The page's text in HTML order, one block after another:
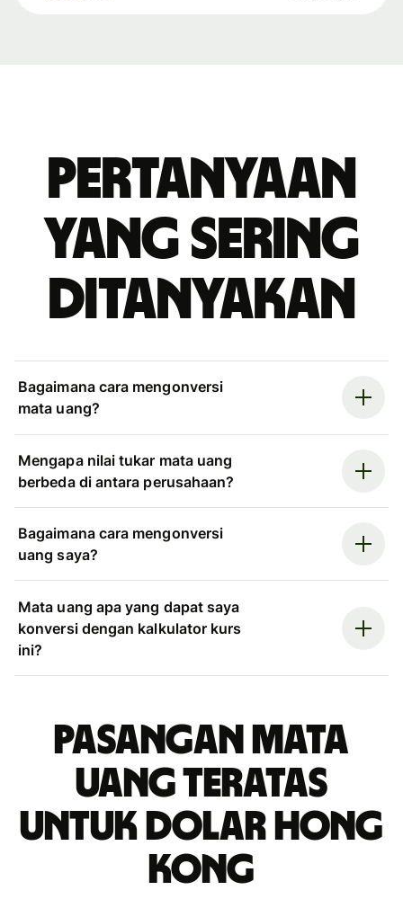
Pertanyaan
yang sering
ditanyakan
Bagaimana cara mengonversi
mata uang?
Mengapa nilai tukar mata uang
berbeda di antara perusahaan?
Bagaimana cara mengonversi
uang saya?
Mata uang apa yang dapat saya
konversi dengan kalkulator kurs
ini?
Pasangan mata
uang teratas
untuk dolar Hong
Kong